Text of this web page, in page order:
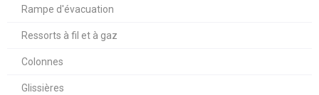
Rampe d'évacuation
Ressorts à fil et à gaz
Colonnes
Glissières